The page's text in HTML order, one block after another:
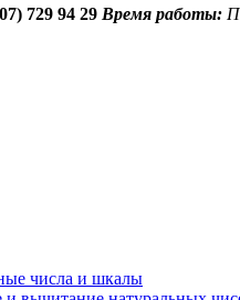
729 94 29 Время работы:
числа и шкалы